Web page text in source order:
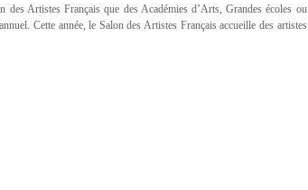
des Artistes Français que des Académies d’Arts, Grandes écoles ou
Cette année, le Salon des Artistes Français accueille des artistes